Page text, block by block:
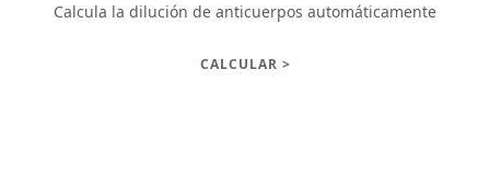
Calcula la dilución de anticuerpos automáticamente
CALCULAR >